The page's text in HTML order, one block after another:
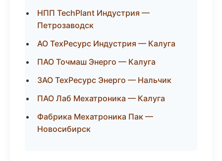
НПП TechPlant Индустрия —
Петрозаводск
АО ТехРесурс Индустрия — Калуга
ПАО Точмаш Энерго — Калуга
ЗАО ТехРесурс Энерго — Нальчик
ПАО Лаб Мехатроника — Калуга
Фабрика Мехатроника Пак —
Новосибирск